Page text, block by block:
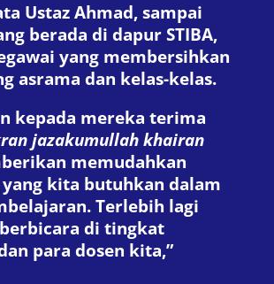
Ustaz Ahmad, sampai
berada di dapur STIBA,
yang membersihkan
asrama dan kelas-kelas.
kepada mereka terima
jazakumullah khairan
memudahkan
yang kita butuhkan dalam
Terlebih lagi
di tingkat
para dosen kita,”